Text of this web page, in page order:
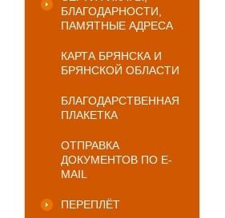
БЛАГОДАРНОСТИ,
ПАМЯТНЫЕ АДРЕСА
КАРТА БРЯНСКА И
БРЯНСКОЙ ОБЛАСТИ
БЛАГОДАРСТВЕННАЯ
ПЛАКЕТКА
ОТПРАВКА
ДОКУМЕНТОВ ПО E-
MAIL
ПЕРЕПЛЁТ